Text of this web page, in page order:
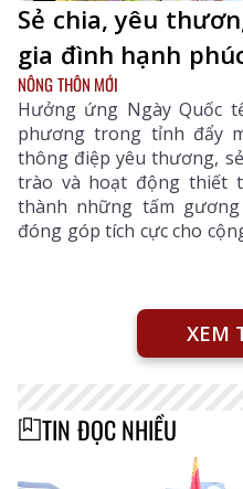
Sẻ chia, yêu
gia đình hạnh
NÔNG THÔN MỚI
Hưởng ứng Ngày Quốc
phương trong tỉnh đẩy
thông điệp yêu thương,
trào và hoạt động thiết
thành những tấm
đóng góp tích cực cho
XEM
TIN ĐỌC NHIỀU